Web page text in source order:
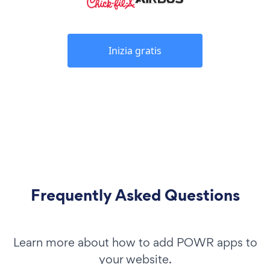
Inizia gratis
Frequently Asked Questions
Learn more about how to add POWR apps to
your website.